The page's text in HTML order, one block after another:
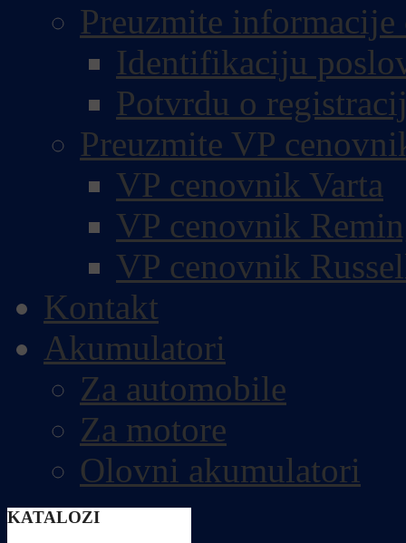
Preuzmite
Identifikaciju
Potvrdu o
Preuzmite VP
VP cenovnik Varta
VP cenovnik
VP cenovnik
Kontakt
Akumulatori
Za automobile
Za motore
Olovni akumulatori
KATALOZI